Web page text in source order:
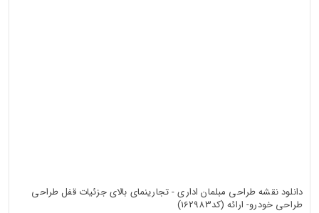
دانلود نقشه طراحی مبلمان اداری - تجارینمای بالای جزئیات قفل طراحی
طراحی خودرو- ارائه (کد162983)